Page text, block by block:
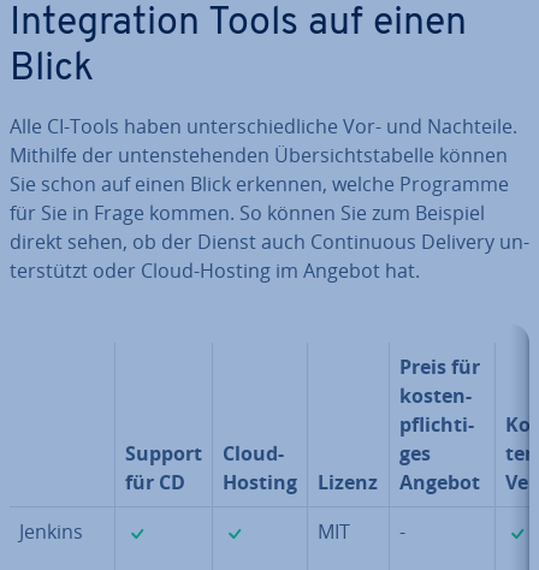
In­te­gra­ti­on Tools auf einen
Blick
Alle CI-Tools haben un­ter­schied­li­che Vor- und Nachteile.
Mithilfe der un­ten­ste­hen­den Über­sichts­ta­bel­le können
Sie schon auf einen Blick erkennen, welche Programme
für Sie in Frage kommen. So können Sie zum Beispiel
direkt sehen, ob der Dienst auch Con­ti­nuous Delivery un­
ter­stützt oder Cloud-Hosting im Angebot hat.
Support
für CD
Cloud-
Hosting
Lizenz
Preis für
kos­ten­
pflich­ti­
ges
Angebot
Jenkins
MIT -